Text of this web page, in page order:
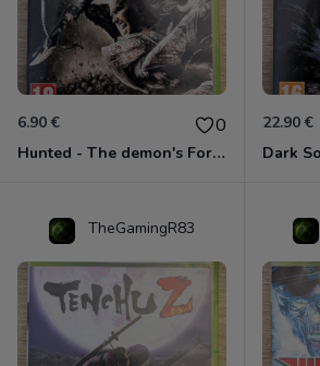
6.90 € 0
Hunted - The demon's Forge Xbox 360 (Complet CIB)
22.90 €
TheGamingR83